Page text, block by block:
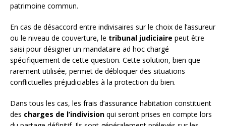
patrimoine commun.
En cas de désaccord entre indivisaires sur le choix de l’assureur
ou le niveau de couverture, le tribunal judiciaire peut être
saisi pour désigner un mandataire ad hoc chargé
spécifiquement de cette question. Cette solution, bien que
rarement utilisée, permet de débloquer des situations
conflictuelles préjudiciables à la protection du bien.
Dans tous les cas, les frais d’assurance habitation constituent
des charges de l’indivision qui seront prises en compte lors